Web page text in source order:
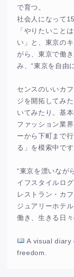
で育つ。
社会人になって15
「やりたいこと
い」と、東京の
がら、東京で働
み、“東京を自由
センスのいいカ
ジを開拓してみ
いてみたり。基
ファッション業
ーから下町まで
る」を模索中です
“東京を漂いなが
イフスタイルログ
レストラン・カ
ジュアリーホテ
働き、生きる日々
A visual diary
freedom.